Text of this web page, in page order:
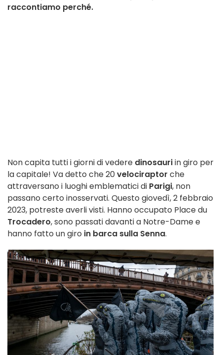
raccontiamo perché.
Non capita tutti i giorni di vedere dinosauriin giro per
la capitale! Va detto che 20velociraptor che
attraversano i luoghi emblematici di Parigi, non
passano certo inosservati. Questo giovedì, 2 febbraio
2023, potreste averli visti. Hanno occupato Place du
Trocadero, sono passati davanti a Notre-Dame e
hanno fatto un giro in barca sulla Senna.